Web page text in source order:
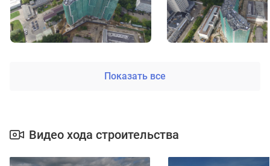
Показать все
Видео хода строительства